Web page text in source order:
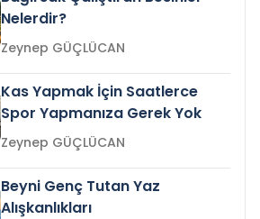
Nelerdir?
Zeynep GÜÇLÜCAN
Kas Yapmak İçin Saatlerce
Spor Yapmanıza Gerek Yok
Zeynep GÜÇLÜCAN
Beyni Genç Tutan Yaz
Alışkanlıkları